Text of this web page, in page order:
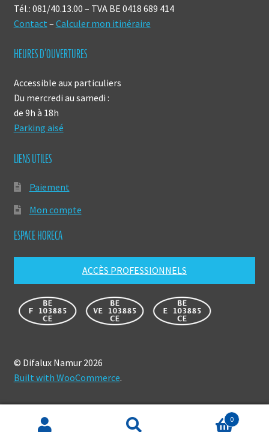
Tél.: 081/40.13.00 – TVA BE 0418 689 414
Contact – Calculer mon itinéraire
HEURES D’OUVERTURES
Accessible aux particuliers
Du mercredi au samedi :
de 9h à 18h
Parking aisé
LIENS UTILES
Paiement
Mon compte
ESPACE HORECA
ACCÈS PROFESSIONNELS
© Difalux Namur 2026
Built with WooCommerce.
0